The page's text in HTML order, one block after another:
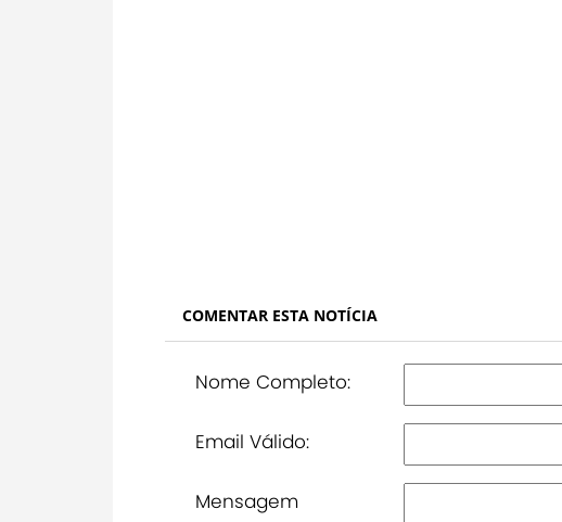
COMENTAR ESTA NOTÍCIA
Nome Completo:
Email Válido:
Mensagem